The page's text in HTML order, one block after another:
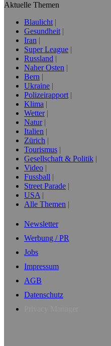
Aktuelle Themen
Blaulicht
Gesundheit
Iran
Super League
Russland
Naher Osten
Bern
Ukraine
Polizeirapport
Klima
Wetter
Natur
Italien
Zürich
Tourismus
Gesellschaft & Politik
Video
Fussball
Street Parade
USA
Alle Themen
Newsletter
Werbung / PR
Jobs
Impressum
AGB
Datenschutz